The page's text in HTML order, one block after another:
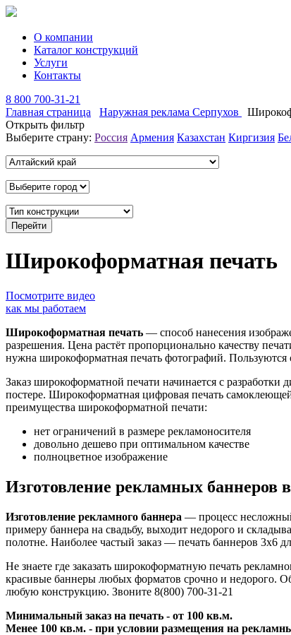
О компании
Каталог конструкций
Услуги
Контакты
8 800 700-31-21
Главная страница
Наружная реклама Серпухов
Открыть фильтр
Выберите страну: Россия Армения Казахстан Киргизия
Широкоформатная печать
Посмотрите видео
как мы работаем
Широкоформатная печать — способ нанесения
разрешения. Цена растёт пропорционально качеству
нужна широкоформатная печать фотографий.
Заказ широкоформатной печати начинается с разработки
постере. Широкоформатная цифровая печать
преимущества широкоформатной печати:
нет ограничений в размере рекламоносителя
довольно дешево при оптимальном качестве
полноцветное изображение
Изготовление рекламных баннеров
Изготовление рекламного баннера — процесс
примеру баннера на свадьбу, выходит недорого и
полотне. Наиболее частый заказ — печать баннеров 3х6
Не знаете где заказать широкоформатную печать
красивые баннеры любых форматов срочно и недорого.
любую конструкцию. Звоните 8(800) 700-31-21
Минимальный заказ на печать - от 100 кв.м.
Менее 100 кв.м. - при условии размещения на